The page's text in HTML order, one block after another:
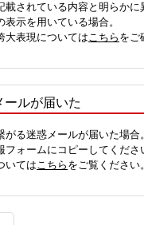
載されている内容と明らかに
示を用いている場合。
大表現についてはこちら をご
ールが届いた
がる迷惑メールが届いた場合
ォームにコピーしてくださ
いてはこちら をご覧ください。